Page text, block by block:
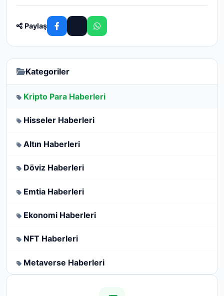
Paylaş
Kategoriler
Kripto Para Haberleri
Hisseler Haberleri
Altın Haberleri
Döviz Haberleri
Emtia Haberleri
Ekonomi Haberleri
NFT Haberleri
Metaverse Haberleri